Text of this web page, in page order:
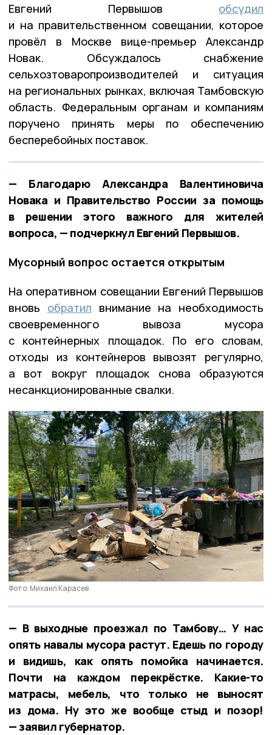
Евгений Первышов обсудил
и на правительственном совещании, которое
провёл в Москве вице-премьер Александр
Новак. Обсуждалось снабжение
сельхозтоваропроизводителей и ситуация
на региональных рынках, включая Тамбовскую
область. Федеральным органам и компаниям
поручено принять меры по обеспечению
бесперебойных поставок.
— Благодарю Александра Валентиновича
Новака и Правительство России за помощь
в решении этого важного для жителей
вопроса, — подчеркнул Евгений Первышов.
Мусорный вопрос остается открытым
На оперативном совещании Евгений Первышов
вновь обратил внимание на необходимость
своевременного вывоза мусора
с контейнерных площадок. По его словам,
отходы из контейнеров вывозят регулярно,
а вот вокруг площадок снова образуются
несанкционированные свалки.
Фото: Михаил Карасев
— В выходные проезжал по Тамбову… У нас
опять навалы мусора растут. Едешь по городу
и видишь, как опять помойка начинается.
Почти на каждом перекрёстке. Какие-то
матрасы, мебель, что только не выносят
из дома. Ну это же вообще стыд и позор!
— заявил губернатор.